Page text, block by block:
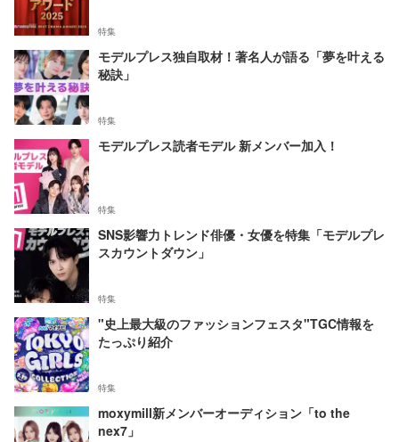
特集
モデルプレス独自取材！著名人が語る「夢を叶える
秘訣」
特集
モデルプレス読者モデル 新メンバー加入！
特集
SNS影響力トレンド俳優・女優を特集「モデルプレ
スカウントダウン」
特集
"史上最大級のファッションフェスタ"TGC情報を
たっぷり紹介
特集
moxymill新メンバーオーディション「to the
nex7」